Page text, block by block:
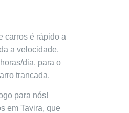
carros é rápido a
a velocidade,
dia, para o
trancada.
para nós!
em Tavira, que